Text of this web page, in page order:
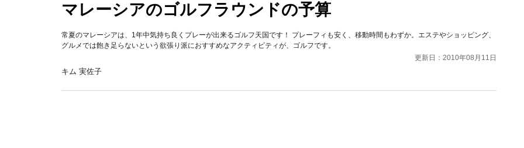
マレーシアのゴルフラウンドの予算
常夏のマレーシアは、1年中気持ち良くプレーが出来るゴルフ天国です！ プレーフィも安く、移動時間もわずか。エステやショッピング、
グルメでは飽き足らないという欲張り派におすすめなアクティビティが、ゴルフです。
更新日：2010年08月11日
キム 実佐子